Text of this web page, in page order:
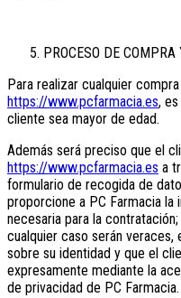
PROCESO DE
Para realizar cualquier
https://www.pcfarmacia.es,
cliente sea mayor de edad.
Además será preciso que el
https://www.pcfarmacia.es a
formulario de recogida de
proporcione a PC Farmacia la
necesaria para la
cualquier caso serán
sobre su identidad y que el
expresamente mediante la
de privacidad de PC Farmacia.